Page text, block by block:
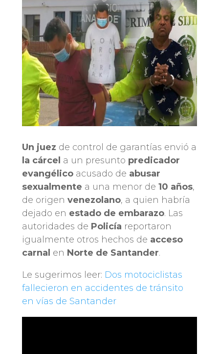
Un juez de control de garantías envió a
la cárcel a un presunto predicador
evangélicoacusado de abusar
sexualmente a una menor de 10 años,
de origen venezolano, a quien habría
dejado en estado de embarazo. Las
autoridades de Policía reportaron
igualmente otros hechos de acceso
carnal en Norte de Santander.
Le sugerimos leer: Dos motociclistas
fallecieron en accidentes de tránsito
en vías de Santander